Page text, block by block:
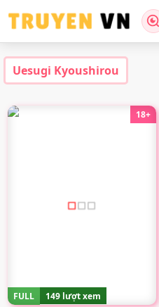
Uesugi Kyoushirou
18+
FULL 149 lượt xem